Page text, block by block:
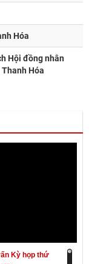
Hóa
Hội đồng nhân
Hóa
Kỳ họp thứ